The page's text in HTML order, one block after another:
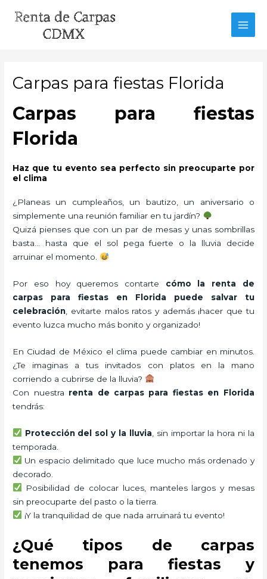
Carpas para fiestas Florida
Carpas para fiestas
Florida
Haz que tu evento sea perfecto sin preocuparte por
el clima
¿Planeas un cumpleaños, un bautizo, un aniversario o
simplemente una reunión familiar en tu jardín?
Quizá pienses que con un par de mesas y unas sombrillas
basta… hasta que el sol pega fuerte o la lluvia decide
arruinar el momento.
Por eso hoy queremos contarte cómo la renta de
carpas para fiestas en Florida puede salvar tu
celebración , evitarte malos ratos y además ¡hacer que tu
evento luzca mucho más bonito y organizado!
En Ciudad de México el clima puede cambiar en minutos.
¿Te imaginas a tus invitados con platos en la mano
corriendo a cubrirse de la lluvia?
Con nuestra renta de carpas para fiestas en Florida
tendrás:
Protección del sol y la lluvia , sin importar la hora ni la
temporada.
Un espacio delimitado que luce mucho más ordenado y
decorado.
Posibilidad de colocar luces, manteles largos y mesas
sin preocuparte del pasto o la tierra.
¡Y la tranquilidad de que nada arruinará tu evento!
¿Qué tipos de carpas
tenemos para fiestas y